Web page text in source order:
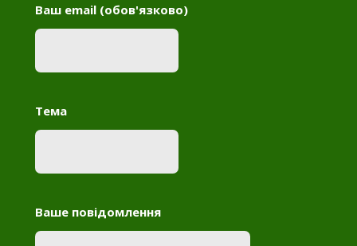
Ваш email (обов'язково)
Тема
Ваше повідомлення